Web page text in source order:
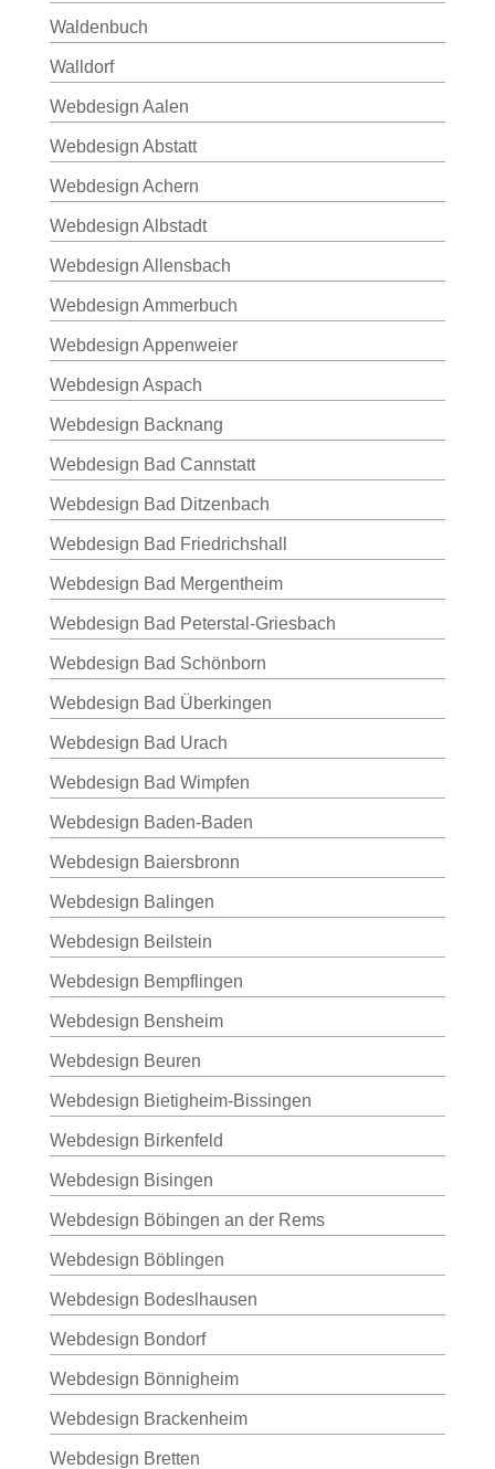
Waldenbuch
Walldorf
Webdesign Aalen
Webdesign Abstatt
Webdesign Achern
Webdesign Albstadt
Webdesign Allensbach
Webdesign Ammerbuch
Webdesign Appenweier
Webdesign Aspach
Webdesign Backnang
Webdesign Bad Cannstatt
Webdesign Bad Ditzenbach
Webdesign Bad Friedrichshall
Webdesign Bad Mergentheim
Webdesign Bad Peterstal-Griesbach
Webdesign Bad Schönborn
Webdesign Bad Überkingen
Webdesign Bad Urach
Webdesign Bad Wimpfen
Webdesign Baden-Baden
Webdesign Baiersbronn
Webdesign Balingen
Webdesign Beilstein
Webdesign Bempflingen
Webdesign Bensheim
Webdesign Beuren
Webdesign Bietigheim-Bissingen
Webdesign Birkenfeld
Webdesign Bisingen
Webdesign Böbingen an der Rems
Webdesign Böblingen
Webdesign Bodeslhausen
Webdesign Bondorf
Webdesign Bönnigheim
Webdesign Brackenheim
Webdesign Bretten